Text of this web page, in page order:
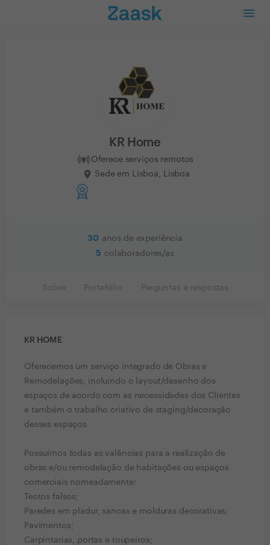
KR Home
Oferece serviços remotos
Sede em Lisboa, Lisboa
30 anos de experiência
5 colaboradores/as
Sobre Portefólio Perguntas e respostas
KR HOME
Oferecemos um serviço integrado de Obras e
Remodelações, incluindo o layout/desenho dos
espaços de acordo com as necessidades dos Clientes
e também o trabalho criativo de staging/decoração
desses espaços.
Possuímos todas as valências para a realização de
obras e/ou remodelação de habitações ou espaços
comerciais nomeadamente:
Tectos falsos;
Paredes em pladur, sancas e molduras decorativas;
Pavimentos;
Carpintarias, portas e roupeiros;